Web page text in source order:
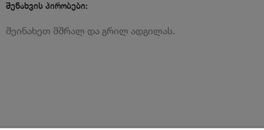
შენახვის პირობები:
შეინახეთ მშრალ და გრილ ადგილას.